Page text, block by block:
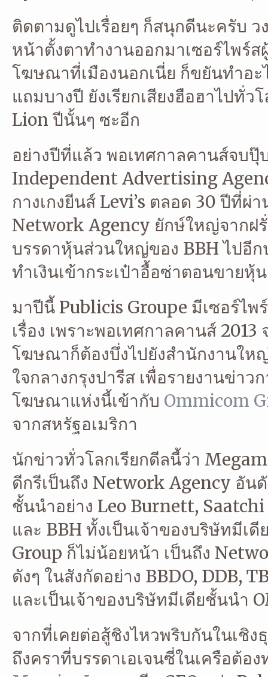
ติดตามดูไปเรื่อยๆ ก็สนุกดีนะครับ
หน้าตั้งตาทำงานออกมาเซอร์ไพร์ส
โฆษณาที่เมืองนอกเนี่ย ก็ขยันทำอะ
แถมบางปี ยังเรียกเสียงฮือฮาไปทั่
Lion ปีนั้นๆ ซะอีก
อย่างปีที่แล้ว พอเทศกาลคานส์จบปุ๊
Independent Advertising
กางเกงยีนส์ Levi’s ตลอด 30 ปีที่ผ่
Network Agency ยักษ์ใหญ่จากฝ
บรรดาหุ้นส่วนใหญ่ของ BBH ไปอี
ทำเงินเข้ากระเป๋าอื้อซ่าตอนขายหุ้
มาปีนี้ Publicis Groupe มีเซอร์ไ
เรื่อง เพราะพอเทศกาลคานส์
โฆษณาก็ต้องบึ่งไปยังสำนักงานให
ใจกลางกรุงปารีส เพื่อรายงานข่า
โฆษณาแห่งนี้เข้ากับ Ommicom
จากสหรัฐอเมริกา
นักข่าวทั่วโลกเรียกดีลนี้ว่า
ดีกรีเป็นถึง Network Agency อัน
ชั้นนำอย่าง Leo Burnett,
และ BBH ทั้งเป็นเจ้าของบริษัทมี
Group ก็ไม่น้อยหน้า เป็นถึง
ดังๆ ในสังกัดอย่าง BBDO, DDB,
และเป็นเจ้าของบริษัทมีเดียชั้นนำ
จากที่เคยต่อสู้ชิงไหวพริบกันในเชิ
ถึงคราที่บรรดาเอเจนซี่ในเครือต้อ